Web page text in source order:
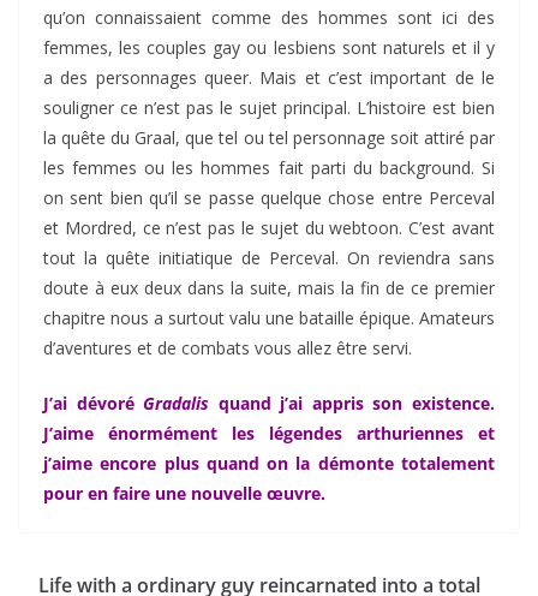
qu’on connaissaient comme des hommes sont ici des
femmes, les couples gay ou lesbiens sont naturels et il y
a des personnages queer. Mais et c’est important de le
souligner ce n’est pas le sujet principal. L’histoire est bien
la quête du Graal, que tel ou tel personnage soit attiré par
les femmes ou les hommes fait parti du background. Si
on sent bien qu’il se passe quelque chose entre Perceval
et Mordred, ce n’est pas le sujet du webtoon. C’est avant
tout la quête initiatique de Perceval. On reviendra sans
doute à eux deux dans la suite, mais la fin de ce premier
chapitre nous a surtout valu une bataille épique. Amateurs
d’aventures et de combats vous allez être servi.
J’ai dévoréGradalis quand j’ai appris son existence.
J’aime énormément les légendes arthuriennes et
j’aime encore plus quand on la démonte totalement
pour en faire une nouvelle œuvre.
Life with a ordinary guy reincarnated into a total